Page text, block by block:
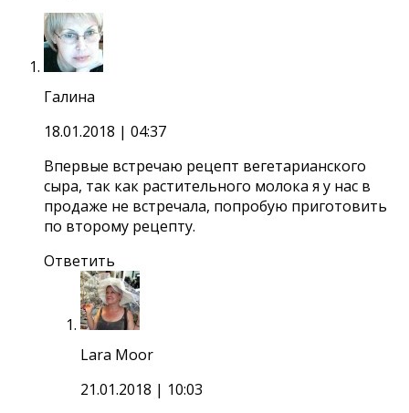
Галина
18.01.2018 | 04:37
Впервые встречаю рецепт вегетарианского
сыра, так как растительного молока я у нас в
продаже не встречала, попробую приготовить
по второму рецепту.
Ответить
Lara Moor
21.01.2018 | 10:03